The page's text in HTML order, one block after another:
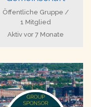
Öffentliche Gruppe /
1 Mitglied
Aktiv vor 7 Monate